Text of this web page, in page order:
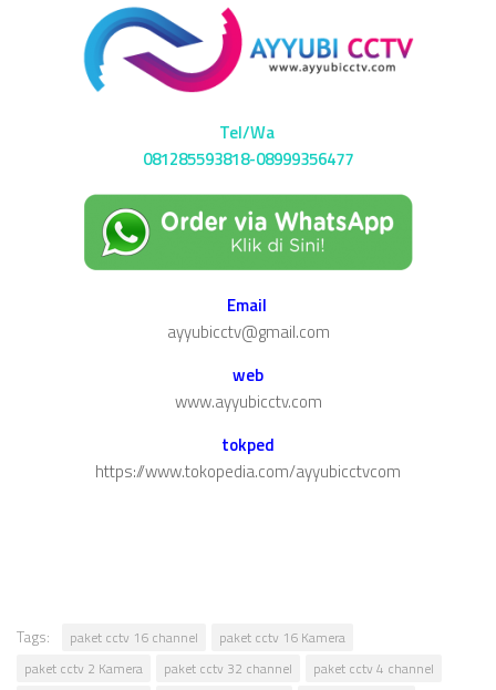
Tel/Wa
081285593818-08999356477
Email
ayyubicctv@gmail.com
web
www.ayyubicctv.com
tokped
https://www.tokopedia.com/ayyubicctvcom
Tags: paket cctv 16 channel
paket cctv 16 Kamera
paket cctv 2 Kamera
paket cctv 32 channel
paket cctv 4 channel